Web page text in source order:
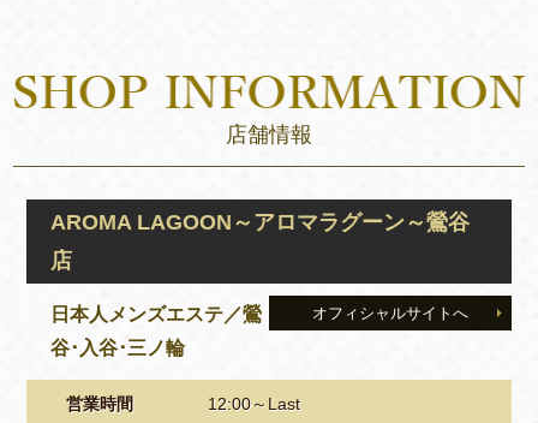
店舗情報
AROMA LAGOON～アロマラグーン～鶯谷
店
オフィシャルサイトへ
日本人メンズエステ／鶯
谷･入谷･三ノ輪
営業時間 12:00～Last